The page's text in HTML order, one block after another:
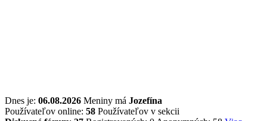
Dnes je: 06.08.2026 Meniny má Jozefína
Používateľov online: 58 Používateľov v sekcii